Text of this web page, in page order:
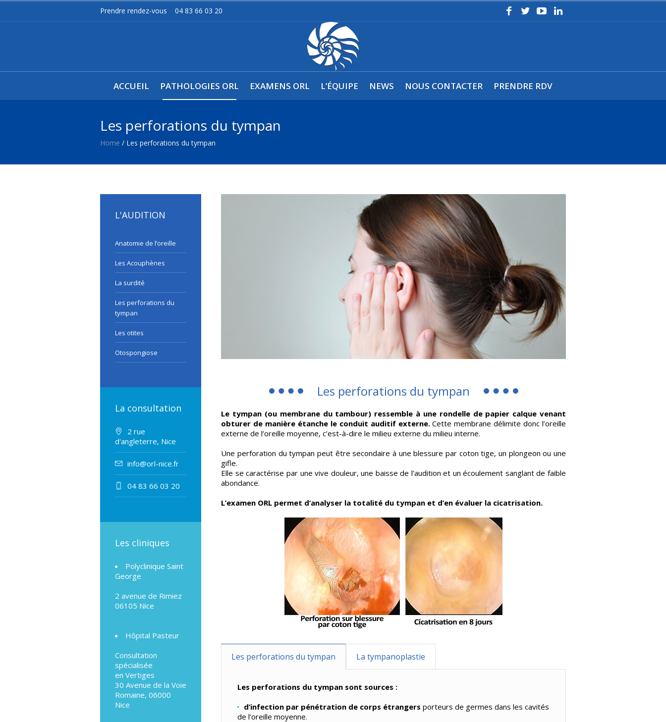
Prendre rendez-vous 04 83 66 03 20
ACCUEIL PATHOLOGIES ORL EXAMENS ORL L’ÉQUIPE NEWS NOUS CONTACTER PRENDRE RDV
Les perforations du tympan
Home / Les perforations du tympan
Les perforations du tympan
Le tympan (ou membrane du tambour) ressemble à une rondelle de papier calque venant
obturer de manière étanche le conduit auditif externe.Cette membrane délimite donc l’oreille
externe de l’oreille moyenne, c’est-à-dire le milieu externe du milieu interne.
Une perforation du tympan peut être secondaire à une blessure par coton tige, un plongeon ou une
gifle.
Elle se caractérise par une vive douleur, une baisse de l’audition et un écoulement sanglant de faible
abondance.
L’examen ORL permet d’analyser la totalité du tympan et d’en évaluer la cicatrisation.
Les perforations du tympan La tympanoplastie
Les perforations du tympan sont sources :
d’infection par pénétration de corps étrangers porteurs de germes dans les cavités
de l’oreille moyenne.
L'AUDITION
Anatomie de l’oreille
Les Acouphènes
La surdité
Les perforations du
tympan
Les otites
Otospongiose
La consultation
2 rue
d'angleterre, Nice
info@orl-nice.fr
04 83 66 03 20
Les cliniques
Polyclinique Saint
George
2 avenue de Rimiez
06105 Nice
Hôpital Pasteur
Consultation
spécialisée
en Vertiges
30 Avenue de la Voie
Romaine, 06000
Nice